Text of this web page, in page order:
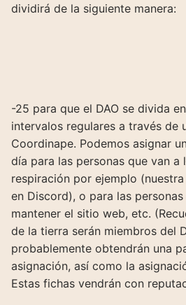
dividirá de la siguiente manera:
-25 para que el DAO se divida
intervalos regulares a través de
Coordinape. Podemos asignar
día para las personas que van a
respiración por ejemplo
en Discord), o para las
mantener el sitio web, etc.
de la tierra serán miembros del
probablemente obtendrán una
asignación, así como la
Estas fichas vendrán con